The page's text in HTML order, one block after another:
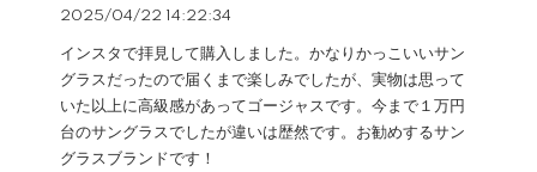
2025/04/22 14:22:34
インスタで拝見して購入しました。かなりかっこいいサン
グラスだったので届くまで楽しみでしたが、実物は思って
いた以上に高級感があってゴージャスです。今まで１万円
台のサングラスでしたが違いは歴然です。お勧めするサン
グラスブランドです！